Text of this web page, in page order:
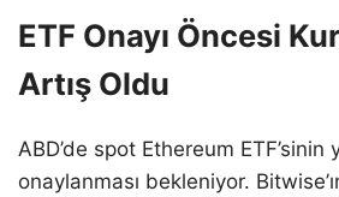
ETF Onayı Öncesi
Artış Oldu
ABD’de spot Ethereum ETF’sinin
onaylanması bekleniyor.